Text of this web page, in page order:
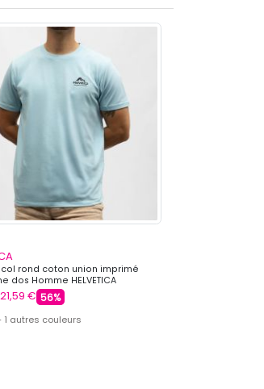
col rond coton union imprimé
dos Homme HELVETICA
21,59 € 56%
1 autres couleurs